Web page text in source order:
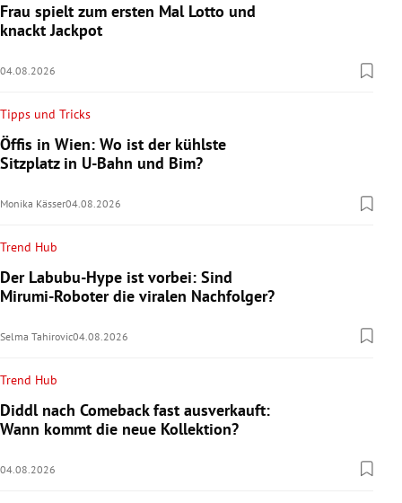
Frau spielt zum ersten Mal Lotto und
knackt Jackpot
04.08.2026
Tipps und Tricks
Öffis in Wien: Wo ist der kühlste
Sitzplatz in U-Bahn und Bim?
Monika Kässer04.08.2026
Trend Hub
Der Labubu-Hype ist vorbei: Sind
Mirumi-Roboter die viralen Nachfolger?
Selma Tahirovic04.08.2026
Trend Hub
Diddl nach Comeback fast ausverkauft:
Wann kommt die neue Kollektion?
04.08.2026